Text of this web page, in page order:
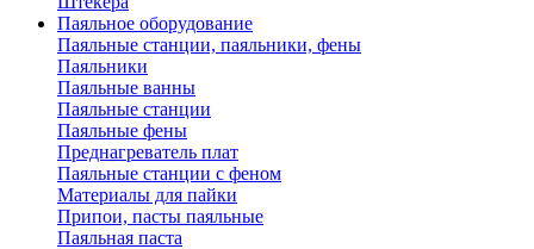
Паяльное оборудование
Паяльные станции, паяльники, фены
Паяльники
Паяльные ванны
Паяльные станции
Паяльные фены
Преднагреватель плат
Паяльные станции с феном
Материалы для пайки
Припои, пасты паяльные
Паяльная паста